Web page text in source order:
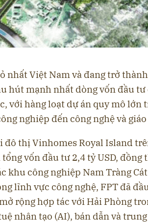
nhất Việt Nam và đang trở
hút mạnh nhất dòng vốn đầu tư
với hàng loạt dự án quy mô lớn
nghiệp đến công nghệ và
đô thị Vinhomes Royal Island
vốn đầu tư 2,4 tỷ USD, đồng
khu công nghiệp Nam Tràng
lĩnh vực công nghệ, FPT đã
rộng hợp tác với Hải Phòng
nhân tạo (AI), bán dẫn và